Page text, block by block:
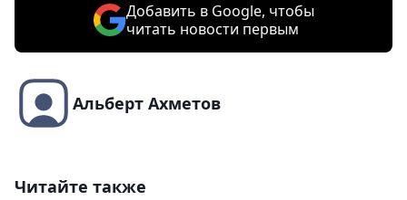
Добавить в Google, чтобы
читать новости первым
Альберт Ахметов
Читайте также